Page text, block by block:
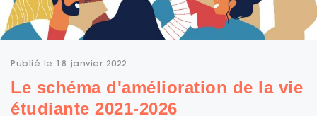
Publié le 18 janvier 2022
Le schéma d'amélioration de la vie
étudiante 2021-2026